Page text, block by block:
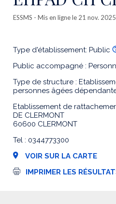
ESSMS - Mis en ligne le 21 nov. 2025
Type d'établissement: Public
Public accompagné :
Type de structure :
personnes âgées
Etablissement de
DE CLERMONT
60600 CLERMONT
Tel : 0344773300
VOIR SUR LA CARTE
I
IMPRIMER LES